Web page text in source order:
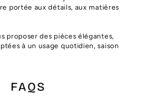
portée aux détails, aux matières
proposer des pièces élégantes,
à un usage quotidien, saison
FAQS